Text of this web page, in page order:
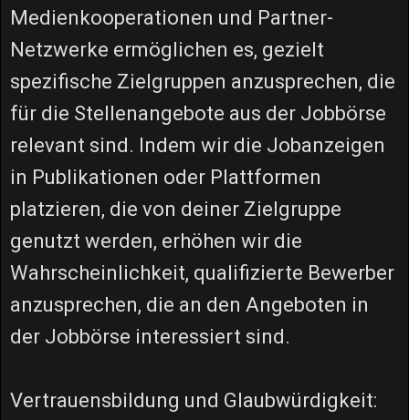
Medienkooperationen und Partner-
Netzwerke ermöglichen es, gezielt
spezifische Zielgruppen anzusprechen, die
für die Stellenangebote aus der Jobbörse
relevant sind. Indem wir die Jobanzeigen
in Publikationen oder Plattformen
platzieren, die von deiner Zielgruppe
genutzt werden, erhöhen wir die
Wahrscheinlichkeit, qualifizierte Bewerber
anzusprechen, die an den Angeboten in
der Jobbörse interessiert sind.
Vertrauensbildung und Glaubwürdigkeit: